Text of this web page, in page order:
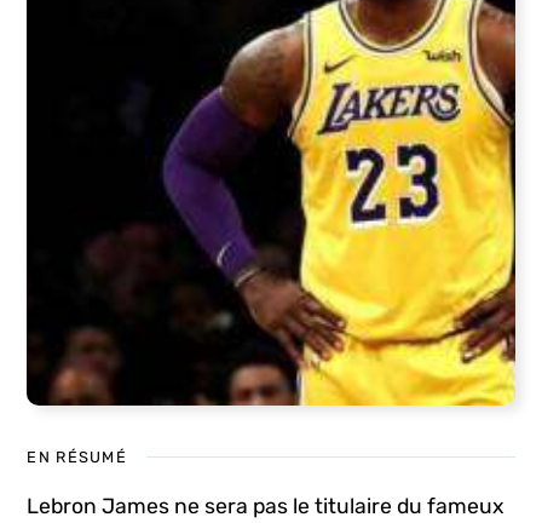
EN RÉSUMÉ
Lebron James ne sera pas le titulaire du fameux